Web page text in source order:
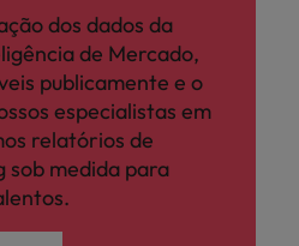
dos dados da
de Mercado,
publicamente e o
especialistas em
relatórios de
sob medida para